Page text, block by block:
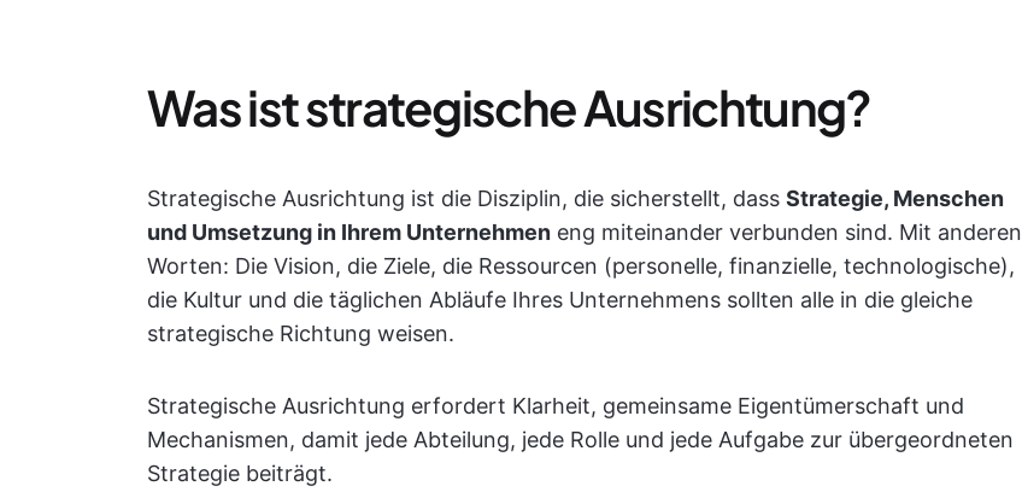
Was ist strategische Ausrichtung?
Strategische Ausrichtung ist die Disziplin, die sicherstellt, dass Strategie, Menschen
und Umsetzung in Ihrem Unternehmen eng miteinander verbunden sind. Mit anderen
Worten: Die Vision, die Ziele, die Ressourcen (personelle, finanzielle, technologische),
die Kultur und die täglichen Abläufe Ihres Unternehmens sollten alle in die gleiche
strategische Richtung weisen.
Strategische Ausrichtung erfordert Klarheit, gemeinsame Eigentümerschaft und
Mechanismen, damit jede Abteilung, jede Rolle und jede Aufgabe zur übergeordneten
Strategie beiträgt.